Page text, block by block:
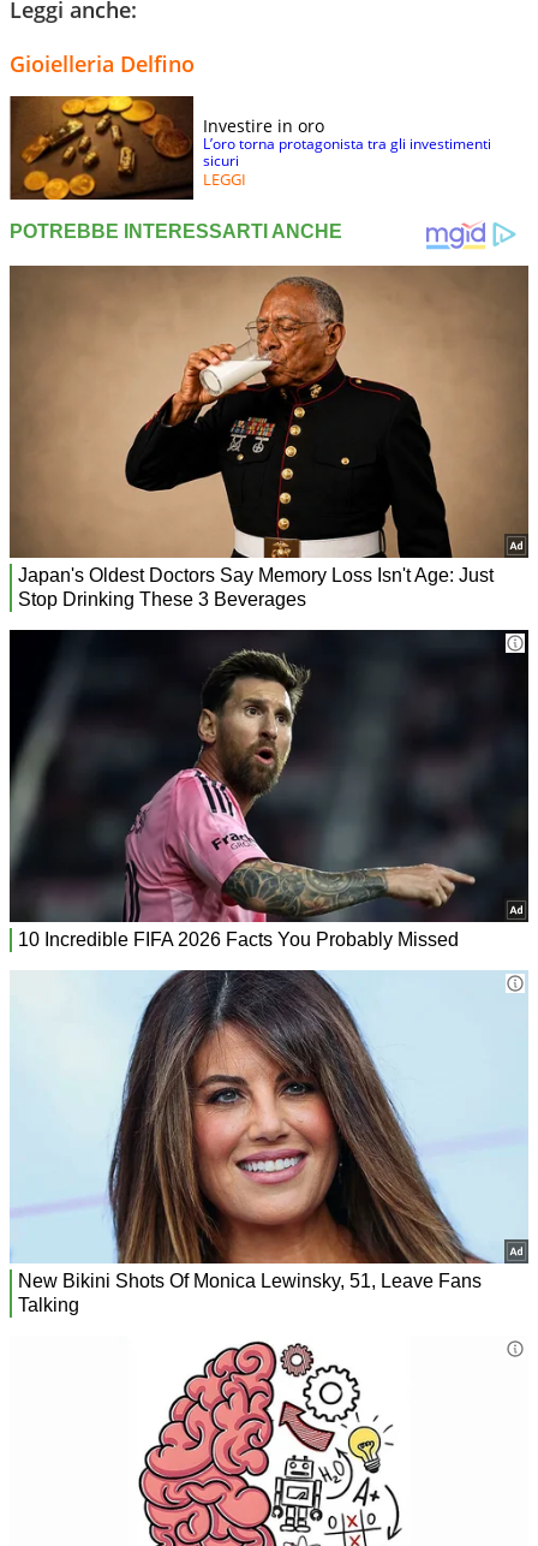
Leggi anche:
Gioielleria Delfino
Investire in oro
L’oro torna protagonista tra gli investimenti
sicuri
LEGGI